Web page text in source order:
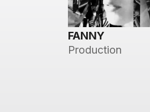
FANNY
Production